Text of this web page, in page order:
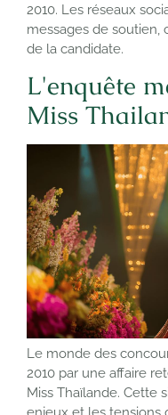
2010. Les réseaux
messages de soutien,
de la candidate.
L'enquête
Miss
Le monde des
2010 par une affaire
Miss Thaïlande. Cette